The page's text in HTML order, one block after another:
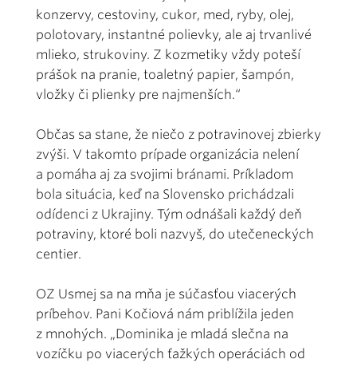
konzervy, cestoviny, cukor, med, ryby, olej,
polotovary, instantné polievky, ale aj trvanlivé
mlieko, strukoviny. Z kozmetiky vždy poteší
prášok na pranie, toaletný papier, šampón,
vložky či plienky pre najmenších.“
Občas sa stane, že niečo z potravinovej zbierky
zvýši. V takomto prípade organizácia nelení
a pomáha aj za svojimi bránami. Príkladom
bola situácia, keď na Slovensko prichádzali
odídenci z Ukrajiny. Tým odnášali každý deň
potraviny, ktoré boli nazvyš, do utečeneckých
centier.
OZ Usmej sa na mňa je súčasťou viacerých
príbehov. Pani Kočiová nám priblížila jeden
z mnohých. „Dominika je mladá slečna na
vozíčku po viacerých ťažkých operáciách od